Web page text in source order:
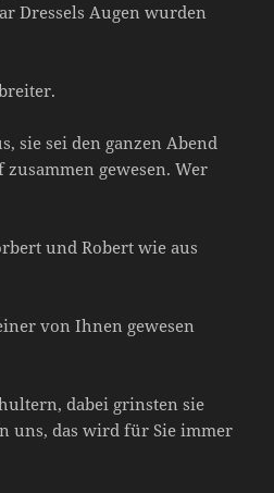
Dressels Augen wurden
sie sei den ganzen Abend
gewesen. Wer
und Robert wie aus
von Ihnen gewesen
dabei grinsten sie
uns, das wird für Sie immer